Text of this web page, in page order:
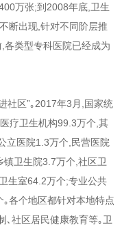
万张;到2008年底,卫生
断出现,针对不同阶层推
各类型专科医院已经成为
区”｡2017年3月,国家统
疗卫生机构99.3万个,其
立医院1.3万个,民营医院
卫生院3.7万个,社区卫
生室64.2万个;专业公共
各个地区都针对本地特点
､社区居民健康教育等｡卫